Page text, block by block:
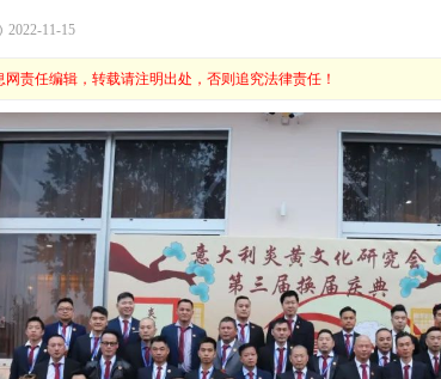
2022-11-15
网责任编辑，转载请注明出处，否则追究法律责任！